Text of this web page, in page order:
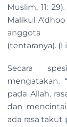
Muslim, 11:
Malikul
anggota
(tentaranya).
Secara
mengatakan,
pada Allah,
dan
ada rasa takut